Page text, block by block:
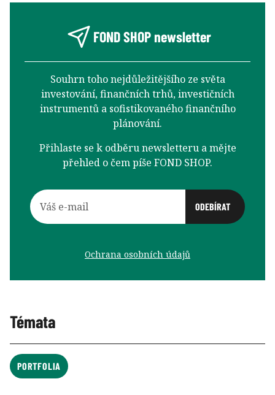
FOND SHOP newsletter
Souhrn toho nejdůležitějšího ze světa
investování, finančních trhů, investičních
instrumentů a sofistikovaného finančního
plánování.
Přihlaste se k odběru newsletteru a mějte
přehled o čem píše FOND SHOP.
Ochrana osobních údajů
Témata
PORTFOLIA